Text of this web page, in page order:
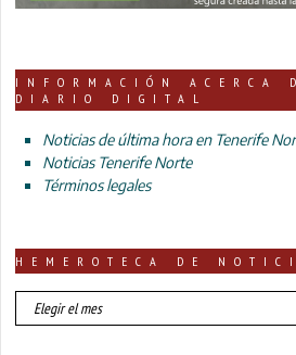
INFORMACIÓN ACERCA
DIARIO DIGITAL
Noticias de última hora en Tenerife
Noticias Tenerife Norte
Términos legales
HEMEROTECA DE
HEMEROTECA
DE